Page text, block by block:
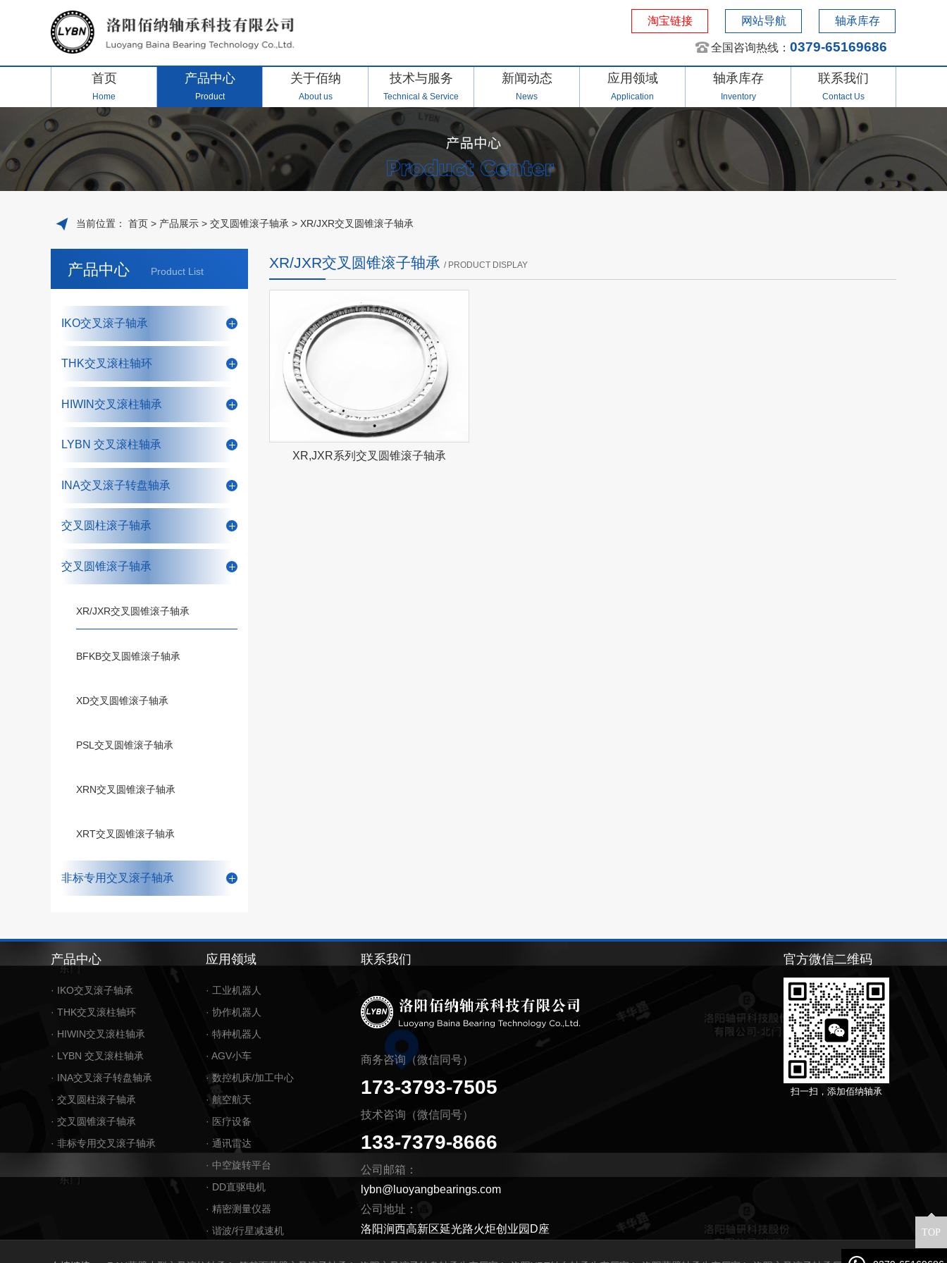
淘宝链接 网站导航 轴承库存
全国咨询热线：0379-65169686
首页
Home
产品中心
Product
关于佰纳
About us
技术与服务
Technical & Service
新闻动态
News
应用领域
Application
轴承库存
Inventory
联系我们
Contact Us
当前位置： 首页 > 产品展示 > 交叉圆锥滚子轴承 > XR/JXR交叉圆锥滚子轴承
产品中心 Product List
IKO交叉滚子轴承
THK交叉滚柱轴环
HIWIN交叉滚柱轴承
LYBN 交叉滚柱轴承
INA交叉滚子转盘轴承
交叉圆柱滚子轴承
交叉圆锥滚子轴承
XR/JXR交叉圆锥滚子轴承
BFKB交叉圆锥滚子轴承
XD交叉圆锥滚子轴承
PSL交叉圆锥滚子轴承
XRN交叉圆锥滚子轴承
XRT交叉圆锥滚子轴承
非标专用交叉滚子轴承
XR/JXR交叉圆锥滚子轴承 / PRODUCT DISPLAY
XR,JXR系列交叉圆锥滚子轴承
产品中心
· IKO交叉滚子轴承
· THK交叉滚柱轴环
· HIWIN交叉滚柱轴承
· LYBN 交叉滚柱轴承
· INA交叉滚子转盘轴承
· 交叉圆柱滚子轴承
· 交叉圆锥滚子轴承
· 非标专用交叉滚子轴承
应用领域
· 工业机器人
· 协作机器人
· 特种机器人
· AGV小车
· 数控机床/加工中心
· 航空航天
· 医疗设备
· 通讯雷达
· 中空旋转平台
· DD直驱电机
· 精密测量仪器
· 谐波/行星减速机
联系我们
商务咨询（微信同号）
173-3793-7505
技术咨询（微信同号）
133-7379-8666
公司邮箱：
lybn@luoyangbearings.com
公司地址：
洛阳涧西高新区延光路火炬创业园D座
官方微信二维码
扫一扫，添加佰纳轴承
TOP